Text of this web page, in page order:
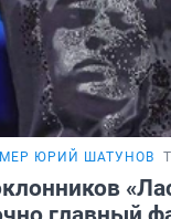
ЮРИЙ ШАТУНОВ